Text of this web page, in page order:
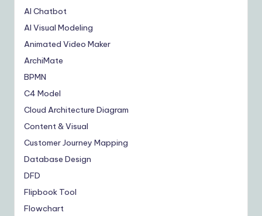
AI Chatbot
AI Visual Modeling
Animated Video Maker
ArchiMate
BPMN
C4 Model
Cloud Architecture Diagram
Content & Visual
Customer Journey Mapping
Database Design
DFD
Flipbook Tool
Flowchart